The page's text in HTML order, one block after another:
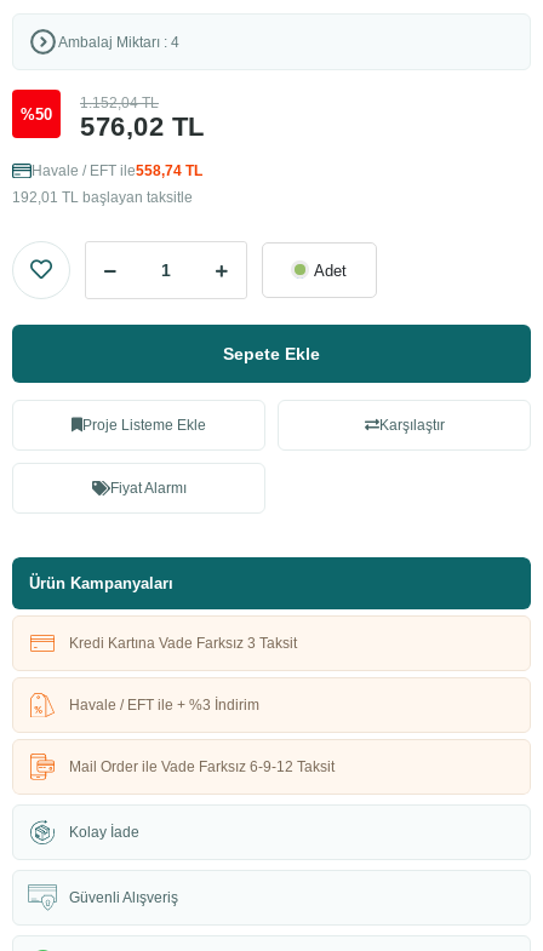
Ambalaj Miktarı : 4
%50 576,02 TL
1.152,04 TL
Havale / EFT ile558,74 TL
192,01 TL başlayan taksitle
Adet
Sepete Ekle
Proje Listeme Ekle Karşılaştır
Fiyat Alarmı
Ürün Kampanyaları
Kredi Kartına Vade Farksız 3 Taksit
Havale / EFT ile + %3 İndirim
Mail Order ile Vade Farksız 6-9-12 Taksit
Kolay İade
Güvenli Alışveriş